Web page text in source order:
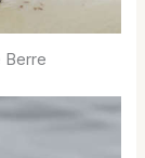
Berre